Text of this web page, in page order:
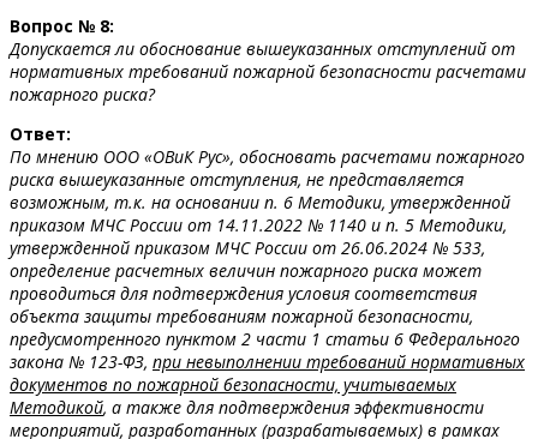
Вопрос № 8:
Допускается ли обоснование вышеуказанных отступлений от
нормативных требований пожарной безопасности расчетами
пожарного риска?
Ответ:
По мнению ООО «ОВиК Рус», обосновать расчетами пожарного
риска вышеуказанные отступления, не представляется
возможным, т.к. на основании п. 6 Методики, утвержденной
приказом МЧС России от 14.11.2022 № 1140 и п. 5 Методики,
утвержденной приказом МЧС России от 26.06.2024 № 533,
определение расчетных величин пожарного риска может
проводиться для подтверждения условия соответствия
объекта защиты требованиям пожарной безопасности,
предусмотренного пунктом 2 части 1 статьи 6 Федерального
закона № 123-ФЗ, при невыполнении требований нормативных
документов по пожарной безопасности, учитываемых
Методикой, а также для подтверждения эффективности
мероприятий, разработанных (разрабатываемых) в рамках